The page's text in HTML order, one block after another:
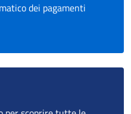
dei pagamenti